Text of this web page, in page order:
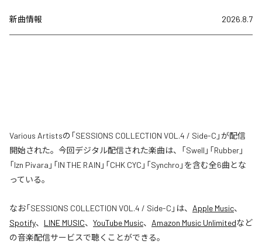
新曲情報 2026.8.7
Various Artistsの「SESSIONS COLLECTION VOL.4 / Side-C」が配信
開始された。今回デジタル配信された楽曲は、「Swell」「Rubber」
「Izn Pivara」「IN THE RAIN」「CHK CYC」「Synchro」を含む全6曲とな
っている。
なお「SESSIONS COLLECTION VOL.4 / Side-C 」は、 Apple Music、
Spotify、 LINE MUSIC、 YouTube Music、 Amazon Music Unlimitedなど
の音楽配信サービスで聴くことができる。